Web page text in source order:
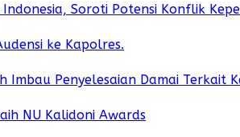
Soroti Potensi Konflik
ke Kapolres.
Imbau Penyelesaian Damai Terkait
NU Kalidoni Awards